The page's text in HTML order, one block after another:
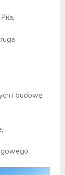
i budowę